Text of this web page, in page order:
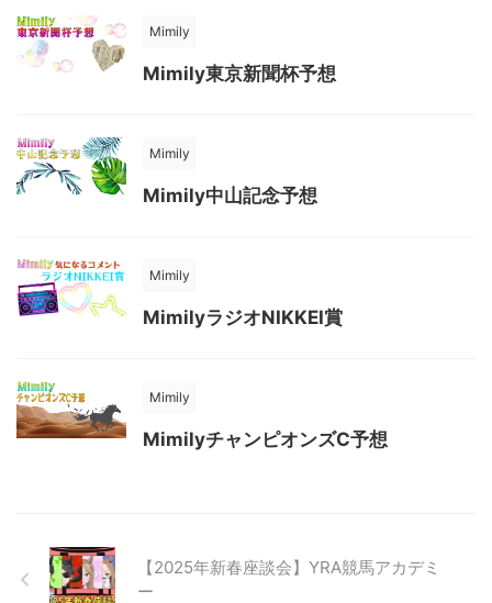
Mimily
Mimily東京新聞杯予想
Mimily
Mimily中山記念予想
Mimily
MimilyラジオNIKKEI賞
Mimily
MimilyチャンピオンズC予想
【2025年新春座談会】YRA競馬アカデミ
ー